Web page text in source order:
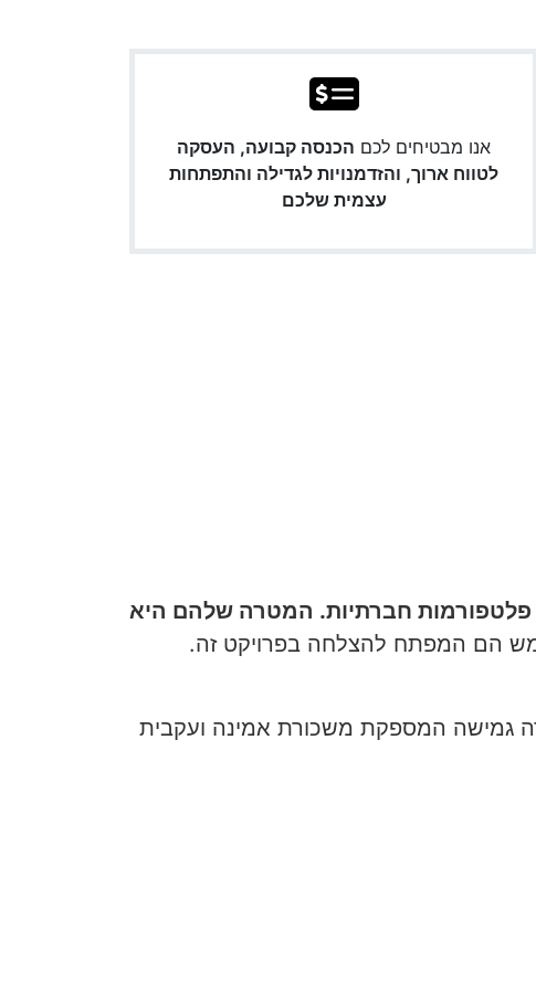
אנו מבטיחים לכם הכנסה קבועה, העסקה
לטווח ארוך, והזדמנויות לגדילה והתפתחות
עצמית שלכם
פלטפורמות חברתיות. המטרה שלהם היא
הם המפתח להצלחה בפרויקט זה.
גמישה המספקת משכורת אמינה ועקבית